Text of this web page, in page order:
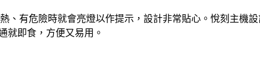
、有危險時就會亮燈以作提示，設計非常貼心。悅刻主機
就即食，方便又易用。